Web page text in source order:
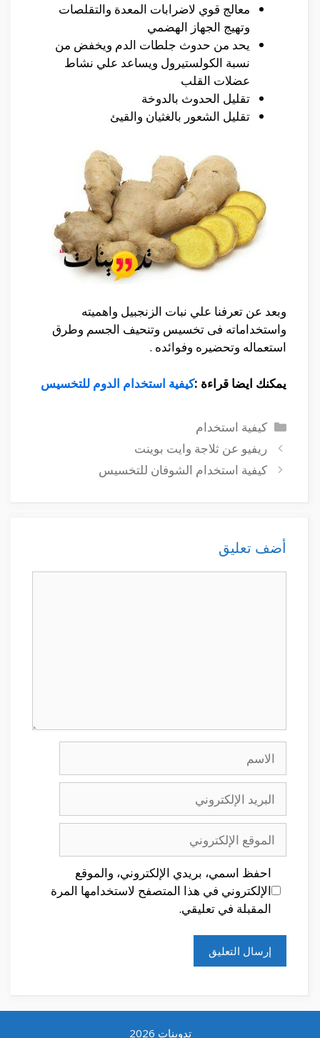
معالج قوي لاضرابات المعدة والتقلصات
وتهيج الجهاز الهضمي
يحد من حدوث جلطات الدم ويخفض من
نسبة الكولستيرول ويساعد علي نشاط
عضلات القلب
تقليل الحدوث بالدوخة
تقليل الشعور بالغثيان والقيئ
وبعد عن تعرفنا علي نبات الزنجبيل واهميته
واستخداماته فى تخسيس وتنحيف الجسم وطرق
استعماله وتحضيره وفوائده .
يمكنك ايضا قراءة :كيفية استخدام الدوم للتخسيس
التصنيفات
كيفية استخدام
ريفيو عن ثلاجة وايت بوينت
كيفية استخدام الشوفان للتخسيس
أضف تعليق
الإلكتروني
الإلكتروني
احفظ اسمي، بريدي الإلكتروني، والموقع
الإلكتروني في هذا المتصفح لاستخدامها المرة
المقبلة في تعليقي.
تدوينات 2026